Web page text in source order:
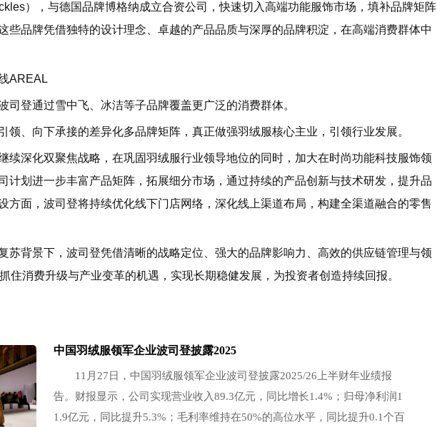
），与德国品牌博格纳成立合资公司，快速切入高端功能服饰市场，填补品牌矩阵
些品牌凭借独特的设计理念、卓越的产品品质与深厚的品牌积淀，在高端消费群体中
AREAL
登通过雪中飞、冰洁等子品牌覆盖更广泛的消费群体。
、向下承接的差异化多品牌矩阵，真正做强羽绒服核心主业，引领行业发展。
深化双聚焦战略，在巩固羽绒服行业领导地位的同时，加大在时尚功能科技服饰领
计划进一步丰富产品矩阵，拓展细分市场，通过持续的产品创新与技术研发，提升品
方面，波司登将持续优化线下门店网络，深化线上渠道布局，构建全渠道融合的零售
背景下，波司登凭借清晰的战略定位、强大的品牌影响力、高效的供应链管理与领
住消费升级与产业变革的机遇，实现长期稳健发展，为投资者创造持续回报。
中国羽绒服领军企业波司登披露2025
11月27日，中国羽绒服领军企业波司登披露2025/26上半财年业绩报
告。财报显示，公司实现营业收入89.3亿元，同比增长1.4%；归母净利润1
1.9亿元，同比提升5.3%；毛利率维持在50%的高位水平，同比提升0.1个百